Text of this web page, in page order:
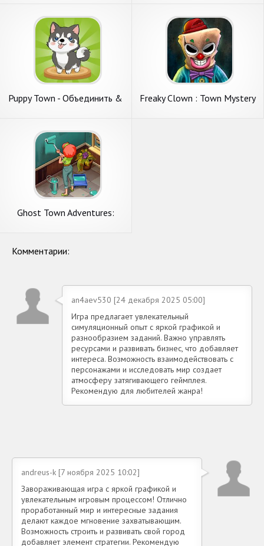
Puppy Town - Объединить &
Freaky Clown : Town Mystery
Ghost Town Adventures:
Комментарии:
an4aev530 [24 декабря 2025 05:00]
Игра предлагает увлекательный
симуляционный опыт с яркой графикой и
разнообразием заданий. Важно управлять
ресурсами и развивать бизнес, что добавляет
интереса. Возможность взаимодействовать с
персонажами и исследовать мир создает
атмосферу затягивающего геймплея.
Рекомендую для любителей жанра!
andreus-k [7 ноября 2025 10:02]
Завораживающая игра с яркой графикой и
увлекательным игровым процессом! Отлично
проработанный мир и интересные задания
делают каждое мгновение захватывающим.
Возможность строить и развивать свой город
добавляет элемент стратегии. Рекомендую